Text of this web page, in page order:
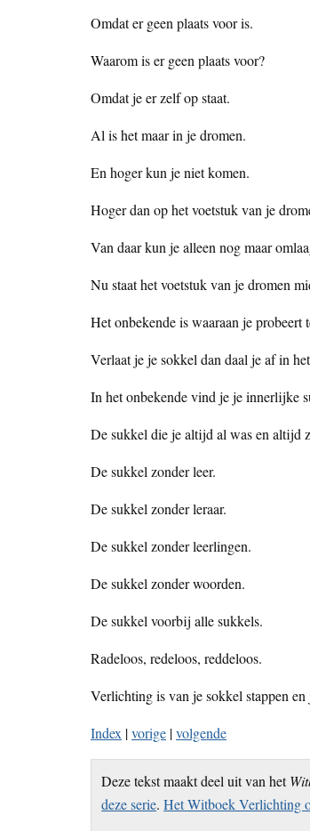
Omdat er geen plaats voor is.
Waarom is er geen plaats voor?
Omdat je er zelf op staat.
Al is het maar in je dromen.
En hoger kun je niet komen.
Hoger dan op het voetstuk van je
Van daar kun je alleen nog maar
Nu staat het voetstuk van je dromen
Het onbekende is waaraan je probeert
Verlaat je je sokkel dan daal je af in
In het onbekende vind je je innerlijke
De sukkel die je altijd al was en altijd
De sukkel zonder leer.
De sukkel zonder leraar.
De sukkel zonder leerlingen.
De sukkel zonder woorden.
De sukkel voorbij alle sukkels.
Radeloos, redeloos, reddeloos.
Verlichting is van je sokkel stappen
Index |vorige |volgende
Deze tekst maakt deel uit van het
deze serie.Het Witboek Verlichting